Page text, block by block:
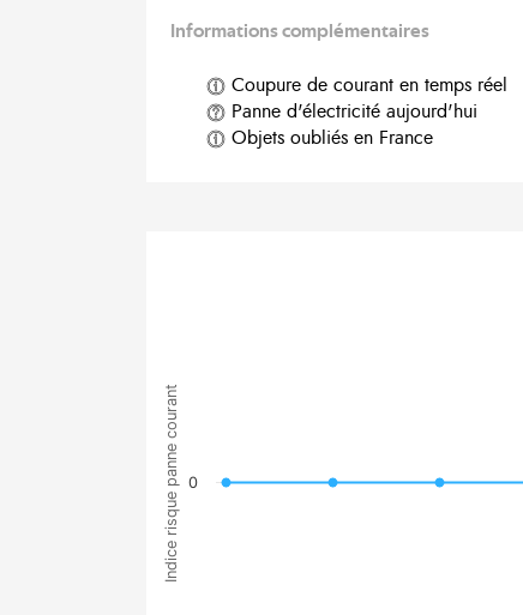
Informations complémentaires
Coupure de courant en temps réel
Panne d'électricité aujourd'hui
Objets oubliés en France
Indice risque panne courant 0